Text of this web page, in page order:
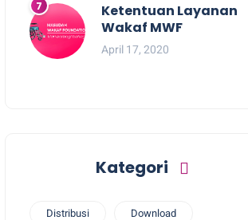
Ketentuan Layanan
Wakaf MWF
April 17, 2020
Kategori
Distribusi Download